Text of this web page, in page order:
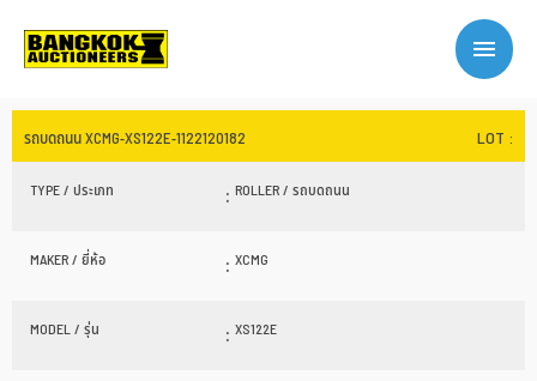
รถบดถนน XCMG-XS122E-1122120182 LOT :
TYPE / ประเภท : ROLLER / รถบดถนน
MAKER / ยี่ห้อ : XCMG
MODEL / รุ่น : XS122E